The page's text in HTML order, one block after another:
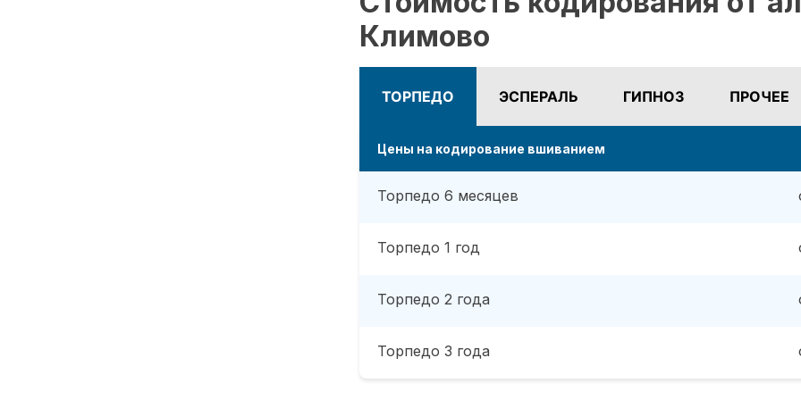
Климово
ТОРПЕДО ЭСПЕРАЛЬ ГИПНОЗ ПРОЧЕЕ
Цены на кодирование вшиванием
Торпедо 6 месяцев
Торпедо 1 год
Торпедо 2 года
Торпедо 3 года